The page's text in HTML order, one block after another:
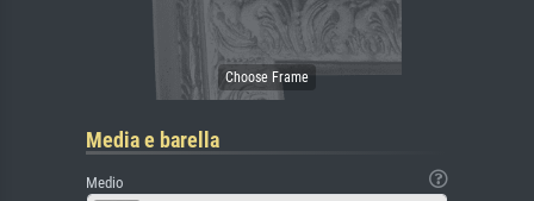
Media e barella
Medio